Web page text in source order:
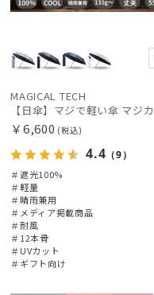
MAGICAL TECH
￥6,600 (税込)
4.4 （9）
＃遮光100%
＃軽量
＃晴雨兼用
＃メディア掲載商品
＃耐風
＃12本骨
＃UVカット
＃ギフト向け